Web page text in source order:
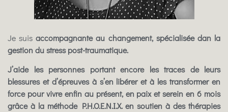
Je suisaccompagnante au changement, spécialisée dan la
gestion du stress post-traumatique.
J’aide les personnes portant encore les traces de leurs
blessures et d’épreuves à s’en libérer et à les transformer en
force pour vivre enfin au présent, en paix et serein en 6 mois
grâce à la méthode P.H.O.E.N.I.X. en soutien à des thérapies